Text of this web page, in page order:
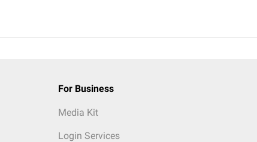
For Business
Media Kit
Login Services